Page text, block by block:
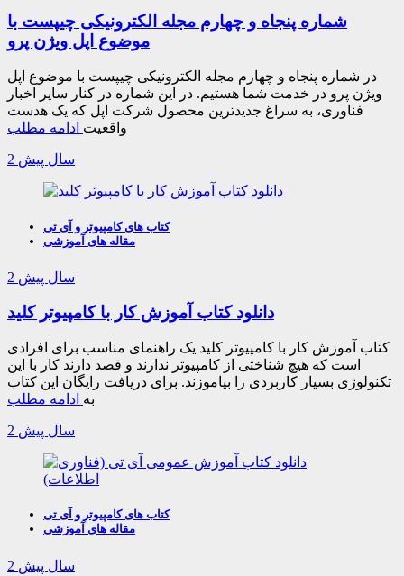
شماره پنجاه و چهارم مجله الکترونیکی چیپست با
موضوع اپل ویژن پرو
در شماره پنجاه و چهارم مجله الکترونیکی چیپست با موضوع اپل
ویژن پرو در خدمت شما هستیم. در این شماره در کنار سایر اخبار
فناوری، به سراغ جدیدترین محصول شرکت اپل که یک هدست
واقعیت ادامه مطلب
2 سال پیش
کتاب های کامپیوتر و آی تی
مقاله های آموزشی
2 سال پیش
دانلود کتاب آموزش کار با کامپیوتر کلید
کتاب آموزش کار با کامپیوتر کلید یک راهنمای مناسب برای افرادی
است که هیچ شناختی از کامپیوتر ندارند و قصد دارند کار با این
تکنولوژی بسیار کاربردی را بیاموزند. برای دریافت رایگان این کتاب
به ادامه مطلب
2 سال پیش
کتاب های کامپیوتر و آی تی
مقاله های آموزشی
2 سال پیش